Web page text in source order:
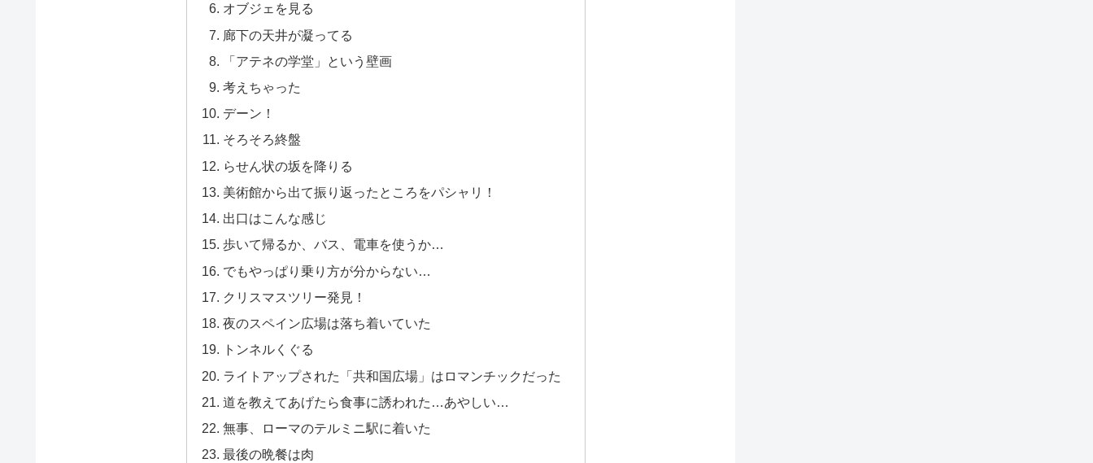
オブジェを見る
廊下の天井が凝ってる
「アテネの学堂」という壁画
考えちゃった
デーン！
そろそろ終盤
らせん状の坂を降りる
美術館から出て振り返ったところをパシャリ！
出口はこんな感じ
歩いて帰るか、バス、電車を使うか…
でもやっぱり乗り方が分からない…
クリスマスツリー発見！
夜のスペイン広場は落ち着いていた
トンネルくぐる
ライトアップされた「共和国広場」はロマンチックだった
道を教えてあげたら食事に誘われた…あやしい…
無事、ローマのテルミニ駅に着いた
最後の晩餐は肉